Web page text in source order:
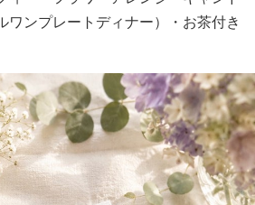
ワンプレートディナー）・お茶付き